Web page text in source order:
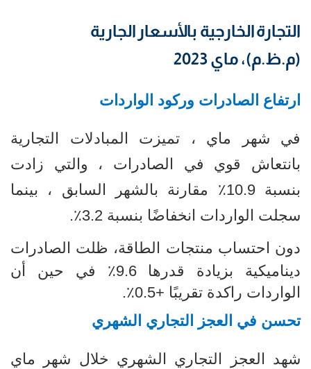
التجارة الخارجية بالأسعار الجارية
(م.ظ.م)، ماي 2023
ارتفاع الصادرات وركود الواردات
في شهر ماي ، تميزت المبادلات التجارية
بانتعاش قوي في الصادرات ، والتي زادت
بنسبة 10.9٪ مقارنة بالشهر السابق ، بينما
سجلت الواردات انخفاضًا بنسبة 3.2٪
.
دون احتساب منتجات الطاقة، ظلت الصادرات
ديناميكية بزيادة قدرها 9.6٪ في حين أن
الواردات راكدة تقريبًا +0.5٪.
تحسن في العجز التجاري الشهري
شهد العجز التجاري الشهري خلال شهر ماي